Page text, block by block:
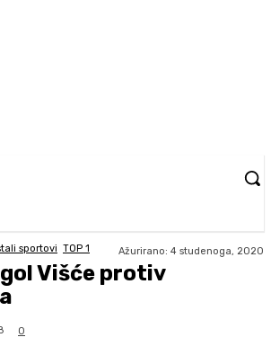
sportovi TOP 1 Ažurirano: 4 studenoga, 2020
Višće protiv
0